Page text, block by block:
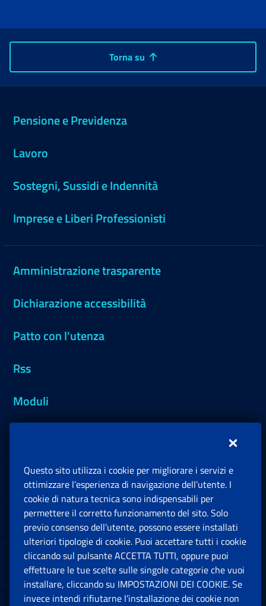
Torna su
Pensione e Previdenza
Lavoro
Sostegni, Sussidi e Indennità
Imprese e Liberi Professionisti
Amministrazione trasparente
Dichiarazione accessibilità
Patto con l'utenza
Rss
Moduli
Sedi e Contatti
Software
Note Legali
Questo sito utilizza i cookie per migliorare i servizi e
ottimizzare l’esperienza di navigazione dell’utente. I
cookie di natura tecnica sono indispensabili per
permettere il corretto funzionamento del sito. Solo
previo consenso dell’utente, possono essere installati
ulteriori tipologie di cookie. Puoi accettare tutti i cookie
cliccando sul pulsante ACCETTA TUTTI, oppure puoi
effettuare le tue scelte sulle singole categorie che vuoi
installare, cliccando su IMPOSTAZIONI DEI COOKIE. Se
invece intendi rifiutarne l’installazione dei cookie non